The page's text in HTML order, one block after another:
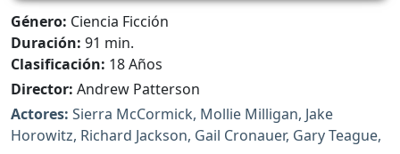
Género: Ciencia Ficción
Duración: 91 min.
Clasificación: 18 Años
Director: Andrew Patterson
Actores: Sierra McCormick, Mollie Milligan, Jake
Horowitz, Richard Jackson, Gail Cronauer, Gary Teague,